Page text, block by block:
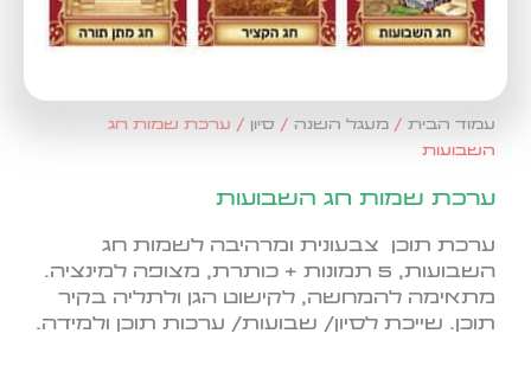
עמוד הבית/מעגל השנה/ סיון/ ערכת שמות חג
השבועות
ערכת שמות חג השבועות
ערכת תוכן צבעונית ומרהיבה לשמות חג
השבועות, 5 תמונות + כותרת, מצופה למינציה.
מתאימה להמחשה, לקישוט הגן ולתליה בקיר
תוכן. שייכת לסיון/ שבועות/ ערכות תוכן ולמידה.